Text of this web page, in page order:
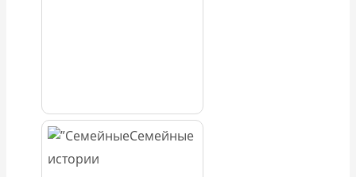
Семейные
истории